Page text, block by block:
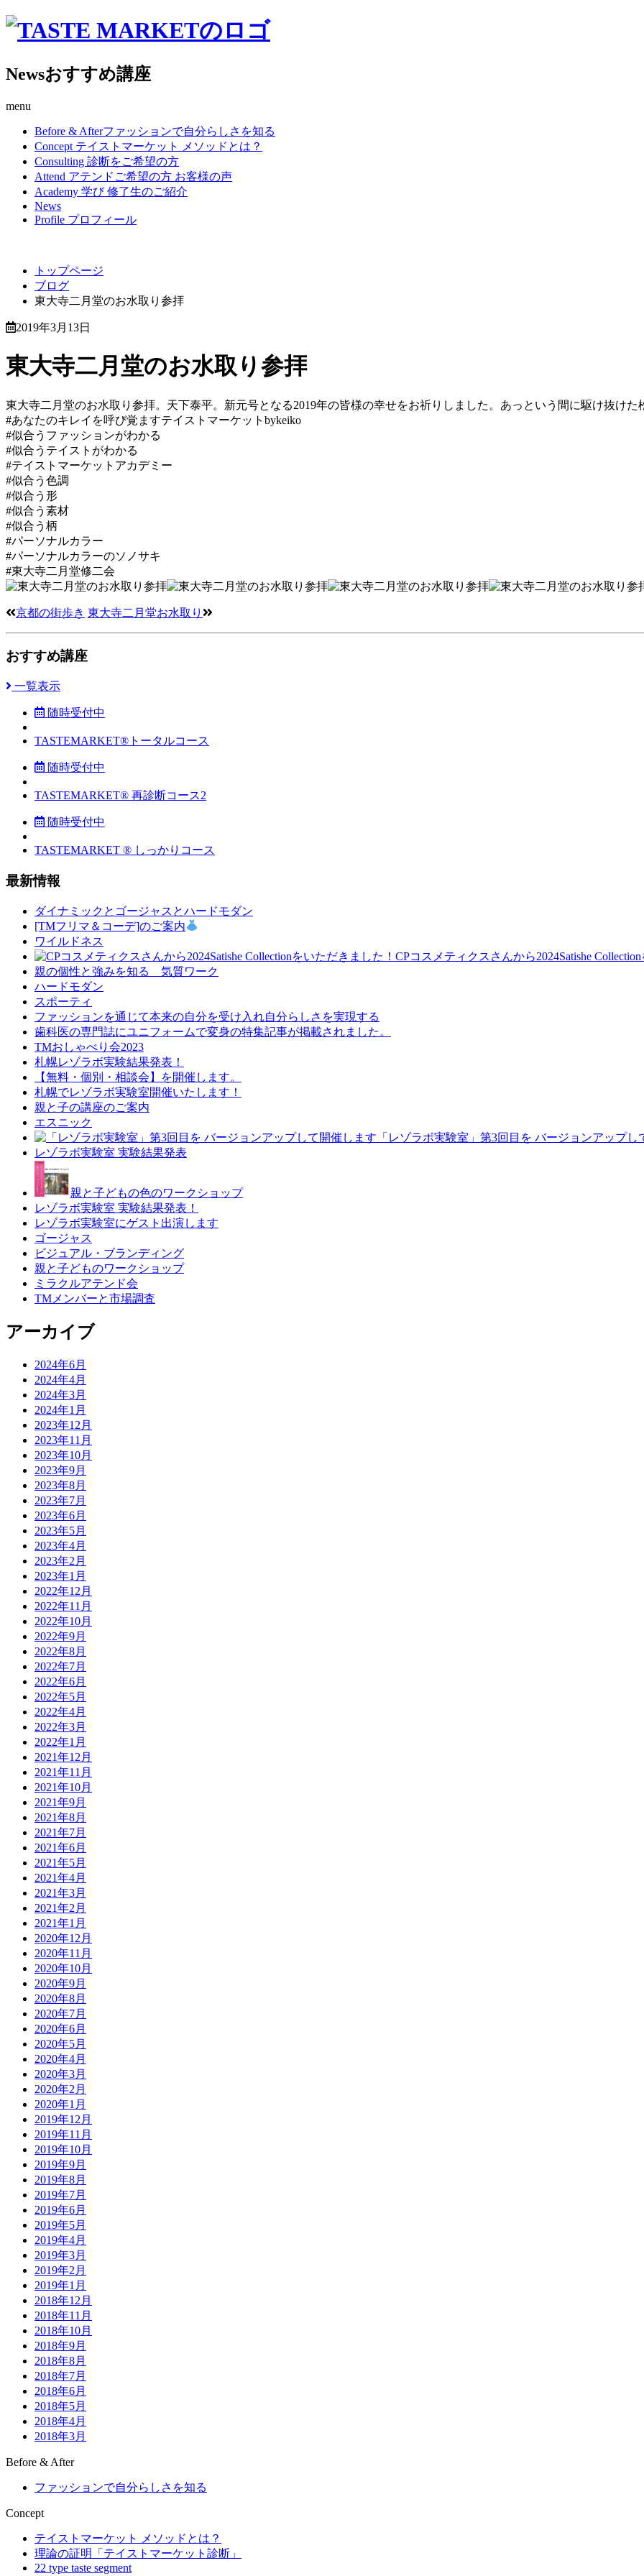
Newsおすすめ講座
menu
Before & Afterファッションで自分らしさを知る
Concept テイストマーケット メソッドとは？
Consulting 診断をご希望の方
Attend アテンドご希望の方 お客様の声
Academy 学び 修了生のご紹介
News
Profile プロフィール
トップページ
ブログ
東大寺二月堂のお水取り参拝
2019年3月13日
東大寺二月堂のお水取り参拝
東大寺二月堂のお水取り参拝。天下泰平。新元号となる2019年の皆様の幸せをお祈りしました。あっという間に駆け抜けた
#あなたのキレイを呼び覚ますテイストマーケットbykeiko
#似合うファッションがわかる
#似合うテイストがわかる
#テイストマーケットアカデミー
#似合う色調
#似合う形
#似合う素材
#似合う柄
#パーソナルカラー
#パーソナルカラーのソノサキ
#東大寺二月堂修二会
京都の街歩き 東大寺二月堂お水取り
おすすめ講座
一覧表示
随時受付中
TASTEMARKET®︎トータルコース
随時受付中
TASTEMARKET®︎ 再診断コース2
随時受付中
TASTEMARKET ®︎ しっかりコース
最新情報
ダイナミックとゴージャスとハードモダン
[TMフリマ＆コーデ]のご案内
ワイルドネス
CPコスメティクスさんから2024Satishe
親の個性と強みを知る 気質ワーク
ハードモダン
スポーティ
ファッションを通じて本来の自分を受け入れ自分らしさを実現する
歯科医の専門誌にユニフォームで変身の特集記事が掲載されました。
TMおしゃべり会2023
札幌レゾラボ実験結果発表！
【無料・個別・相談会】を開催します。
札幌でレゾラボ実験室開催いたします！
親と子の講座のご案内
エスニック
「レゾラボ実験室」第3回目を バージョンアップし
レゾラボ実験室 実験結果発表
親と子どもの色のワークショップ
レゾラボ実験室 実験結果発表！
レゾラボ実験室にゲスト出演します
ゴージャス
ビジュアル・ブランディング
親と子どものワークショップ
ミラクルアテンド会
TMメンバーと市場調査
アーカイブ
2024年6月
2024年4月
2024年3月
2024年1月
2023年12月
2023年11月
2023年10月
2023年9月
2023年8月
2023年7月
2023年6月
2023年5月
2023年4月
2023年2月
2023年1月
2022年12月
2022年11月
2022年10月
2022年9月
2022年8月
2022年7月
2022年6月
2022年5月
2022年4月
2022年3月
2022年1月
2021年12月
2021年11月
2021年10月
2021年9月
2021年8月
2021年7月
2021年6月
2021年5月
2021年4月
2021年3月
2021年2月
2021年1月
2020年12月
2020年11月
2020年10月
2020年9月
2020年8月
2020年7月
2020年6月
2020年5月
2020年4月
2020年3月
2020年2月
2020年1月
2019年12月
2019年11月
2019年10月
2019年9月
2019年8月
2019年7月
2019年6月
2019年5月
2019年4月
2019年3月
2019年2月
2019年1月
2018年12月
2018年11月
2018年10月
2018年9月
2018年8月
2018年7月
2018年6月
2018年5月
2018年4月
2018年3月
Before & After
ファッションで自分らしさを知る
Concept
テイストマーケット メソッドとは？
理論の証明「テイストマーケット診断」
22 type taste segment